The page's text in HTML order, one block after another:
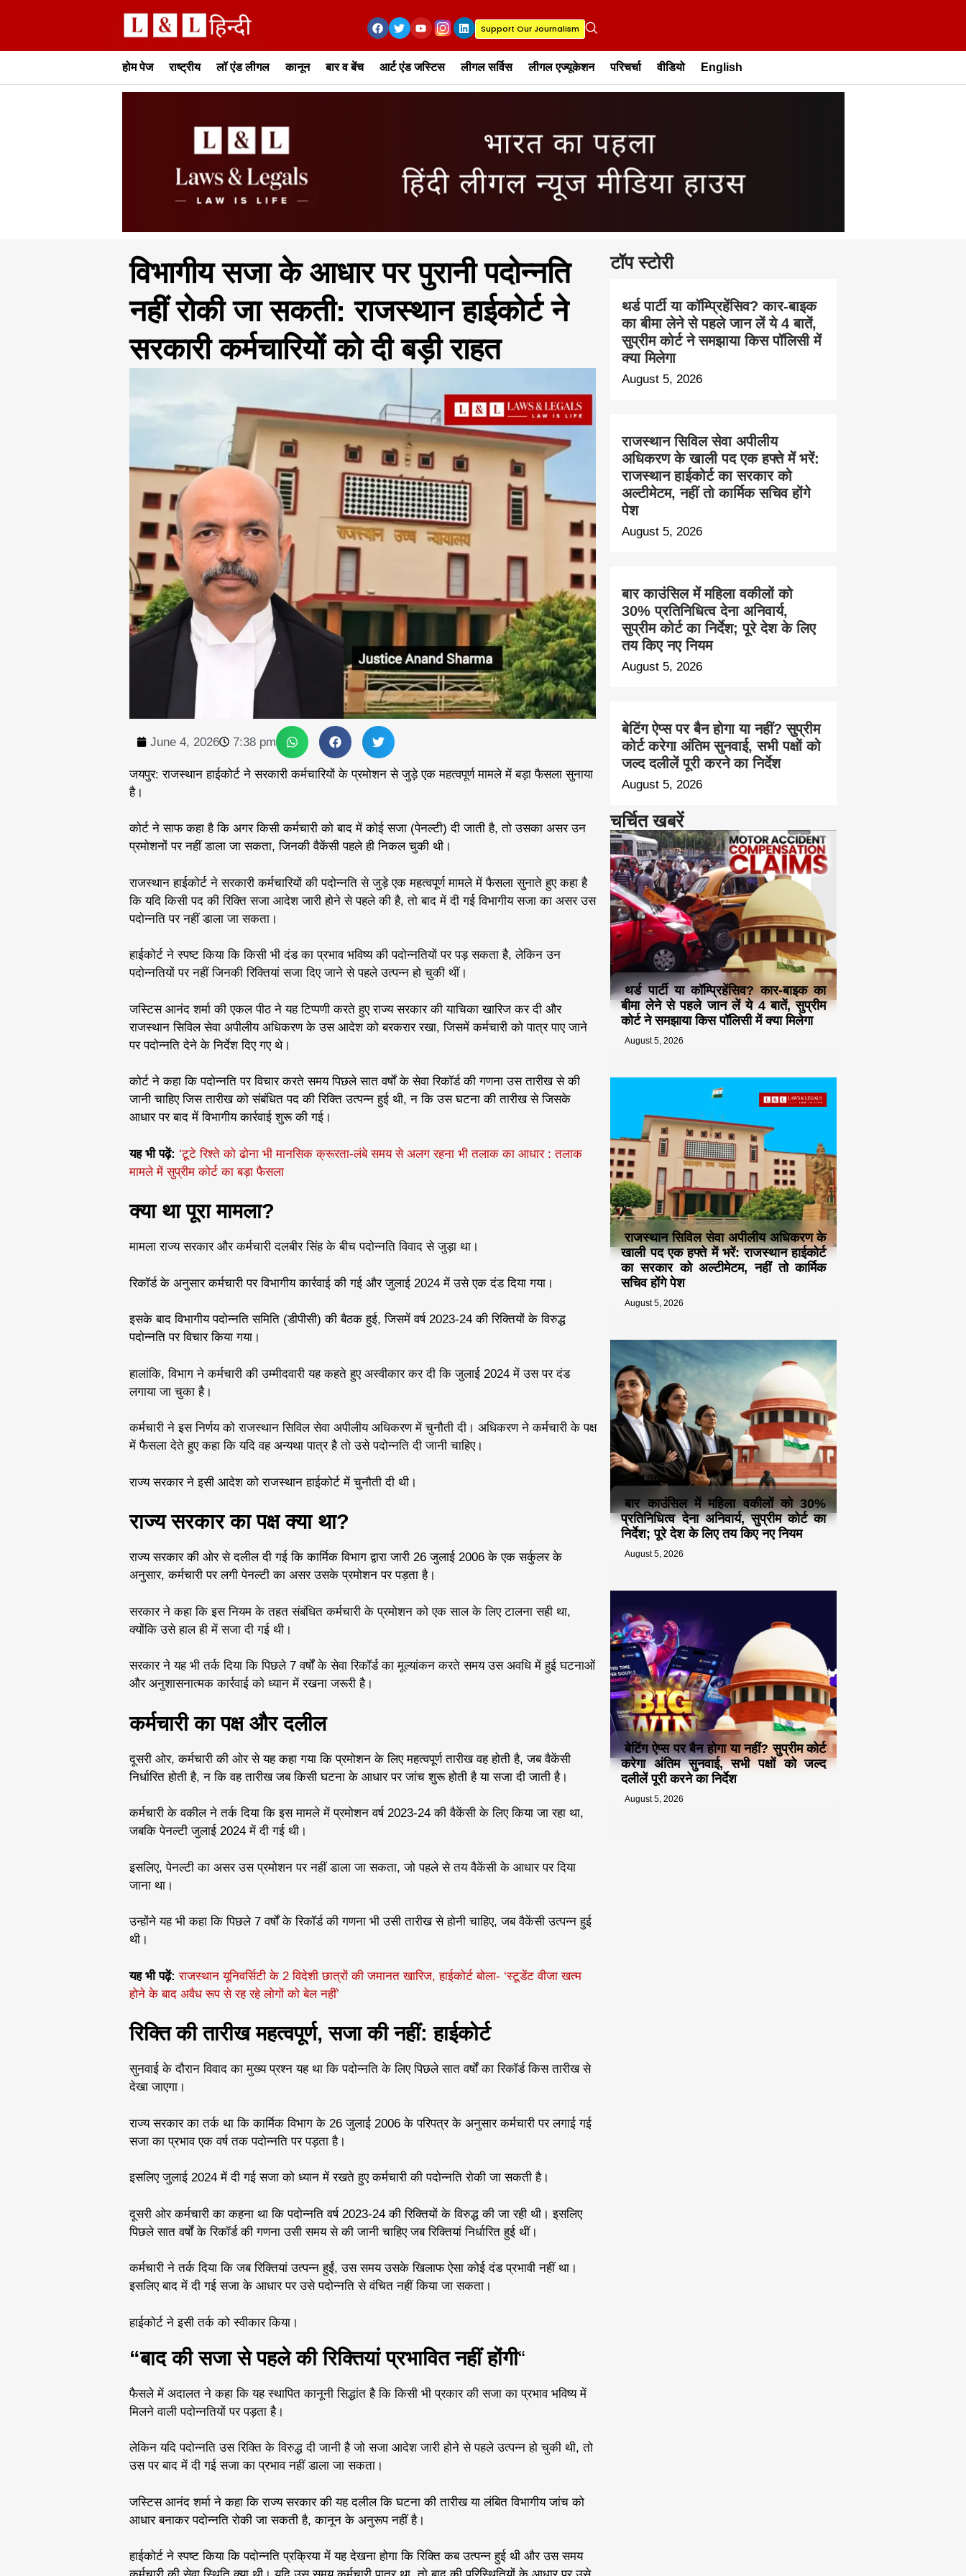
Support Our Journalism
होम पेज राष्ट्रीय लॉ एंड लीगल कानून बार व बेंच आर्ट एंड जस्टिस लीगल सर्विस लीगल एज्यूकेशन परिचर्चा वीडियो English
टॉप स्टोरी
थर्ड पार्टी या कॉम्प्रिहेंसिव? कार-बाइक
का बीमा लेने से पहले जान लें ये 4 बातें,
सुप्रीम कोर्ट ने समझाया किस पॉलिसी में
क्या मिलेगा
August 5, 2026
राजस्थान सिविल सेवा अपीलीय
अधिकरण के खाली पद एक हफ्ते में भरें:
राजस्थान हाईकोर्ट का सरकार को
अल्टीमेटम, नहीं तो कार्मिक सचिव होंगे
पेश
August 5, 2026
बार काउंसिल में महिला वकीलों को
30% प्रतिनिधित्व देना अनिवार्य,
सुप्रीम कोर्ट का निर्देश; पूरे देश के लिए
तय किए नए नियम
August 5, 2026
बेटिंग ऐप्स पर बैन होगा या नहीं? सुप्रीम
कोर्ट करेगा अंतिम सुनवाई, सभी पक्षों को
जल्द दलीलें पूरी करने का निर्देश
August 5, 2026
चर्चित खबरें
थर्ड पार्टी या कॉम्प्रिहेंसिव? कार-बाइक का
बीमा लेने से पहले जान लें ये 4 बातें, सुप्रीम
कोर्ट ने समझाया किस पॉलिसी में क्या मिलेगा
August 5, 2026
राजस्थान सिविल सेवा अपीलीय अधिकरण के
खाली पद एक हफ्ते में भरें: राजस्थान हाईकोर्ट
का सरकार को अल्टीमेटम, नहीं तो कार्मिक
सचिव होंगे पेश
August 5, 2026
बार काउंसिल में महिला वकीलों को 30%
प्रतिनिधित्व देना अनिवार्य, सुप्रीम कोर्ट का
निर्देश; पूरे देश के लिए तय किए नए नियम
August 5, 2026
बेटिंग ऐप्स पर बैन होगा या नहीं? सुप्रीम कोर्ट
करेगा अंतिम सुनवाई, सभी पक्षों को जल्द
दलीलें पूरी करने का निर्देश
August 5, 2026
विभागीय सजा के आधार पर पुरानी पदोन्नति
नहीं रोकी जा सकती: राजस्थान हाईकोर्ट ने
सरकारी कर्मचारियों को दी बड़ी राहत
June 4, 2026 7:38 pm
जयपुर: राजस्थान हाईकोर्ट ने सरकारी कर्मचारियों के प्रमोशन से जुड़े एक महत्वपूर्ण मामले में बड़ा फैसला सुनाया
है।
कोर्ट ने साफ कहा है कि अगर किसी कर्मचारी को बाद में कोई सजा (पेनल्टी) दी जाती है, तो उसका असर उन
प्रमोशनों पर नहीं डाला जा सकता, जिनकी वैकेंसी पहले ही निकल चुकी थी।
राजस्थान हाईकोर्ट ने सरकारी कर्मचारियों की पदोन्नति से जुड़े एक महत्वपूर्ण मामले में फैसला सुनाते हुए कहा है
कि यदि किसी पद की रिक्ति सजा आदेश जारी होने से पहले की है, तो बाद में दी गई विभागीय सजा का असर उस
पदोन्नति पर नहीं डाला जा सकता।
हाईकोर्ट ने स्पष्ट किया कि किसी भी दंड का प्रभाव भविष्य की पदोन्नतियों पर पड़ सकता है, लेकिन उन
पदोन्नतियों पर नहीं जिनकी रिक्तियां सजा दिए जाने से पहले उत्पन्न हो चुकी थीं।
जस्टिस आनंद शर्मा की एकल पीठ ने यह टिप्पणी करते हुए राज्य सरकार की याचिका खारिज कर दी और
राजस्थान सिविल सेवा अपीलीय अधिकरण के उस आदेश को बरकरार रखा, जिसमें कर्मचारी को पात्र पाए जाने
पर पदोन्नति देने के निर्देश दिए गए थे।
कोर्ट ने कहा कि पदोन्नति पर विचार करते समय पिछले सात वर्षों के सेवा रिकॉर्ड की गणना उस तारीख से की
जानी चाहिए जिस तारीख को संबंधित पद की रिक्ति उत्पन्न हुई थी, न कि उस घटना की तारीख से जिसके
आधार पर बाद में विभागीय कार्रवाई शुरू की गई।
यह भी पढ़ें: ‘टूटे रिश्ते को ढोना भी मानसिक क्रूरता-लंबे समय से अलग रहना भी तलाक का आधार : तलाक
मामले में सुप्रीम कोर्ट का बड़ा फैसला
क्या था पूरा मामला?
मामला राज्य सरकार और कर्मचारी दलबीर सिंह के बीच पदोन्नति विवाद से जुड़ा था।
रिकॉर्ड के अनुसार कर्मचारी पर विभागीय कार्रवाई की गई और जुलाई 2024 में उसे एक दंड दिया गया।
इसके बाद विभागीय पदोन्नति समिति (डीपीसी) की बैठक हुई, जिसमें वर्ष 2023-24 की रिक्तियों के विरुद्ध
पदोन्नति पर विचार किया गया।
हालांकि, विभाग ने कर्मचारी की उम्मीदवारी यह कहते हुए अस्वीकार कर दी कि जुलाई 2024 में उस पर दंड
लगाया जा चुका है।
कर्मचारी ने इस निर्णय को राजस्थान सिविल सेवा अपीलीय अधिकरण में चुनौती दी। अधिकरण ने कर्मचारी के पक्ष
में फैसला देते हुए कहा कि यदि वह अन्यथा पात्र है तो उसे पदोन्नति दी जानी चाहिए।
राज्य सरकार ने इसी आदेश को राजस्थान हाईकोर्ट में चुनौती दी थी।
राज्य सरकार का पक्ष क्या था?
राज्य सरकार की ओर से दलील दी गई कि कार्मिक विभाग द्वारा जारी 26 जुलाई 2006 के एक सर्कुलर के
अनुसार, कर्मचारी पर लगी पेनल्टी का असर उसके प्रमोशन पर पड़ता है।
सरकार ने कहा कि इस नियम के तहत संबंधित कर्मचारी के प्रमोशन को एक साल के लिए टालना सही था,
क्योंकि उसे हाल ही में सजा दी गई थी।
सरकार ने यह भी तर्क दिया कि पिछले 7 वर्षों के सेवा रिकॉर्ड का मूल्यांकन करते समय उस अवधि में हुई घटनाओं
और अनुशासनात्मक कार्रवाई को ध्यान में रखना जरूरी है।
कर्मचारी का पक्ष और दलील
दूसरी ओर, कर्मचारी की ओर से यह कहा गया कि प्रमोशन के लिए महत्वपूर्ण तारीख वह होती है, जब वैकेंसी
निर्धारित होती है, न कि वह तारीख जब किसी घटना के आधार पर जांच शुरू होती है या सजा दी जाती है।
कर्मचारी के वकील ने तर्क दिया कि इस मामले में प्रमोशन वर्ष 2023-24 की वैकेंसी के लिए किया जा रहा था,
जबकि पेनल्टी जुलाई 2024 में दी गई थी।
इसलिए, पेनल्टी का असर उस प्रमोशन पर नहीं डाला जा सकता, जो पहले से तय वैकेंसी के आधार पर दिया
जाना था।
उन्होंने यह भी कहा कि पिछले 7 वर्षों के रिकॉर्ड की गणना भी उसी तारीख से होनी चाहिए, जब वैकेंसी उत्पन्न हुई
थी।
यह भी पढ़ें: राजस्थान यूनिवर्सिटी के 2 विदेशी छात्रों की जमानत खारिज, हाईकोर्ट बोला- ‘स्टूडेंट वीजा खत्म
होने के बाद अवैध रूप से रह रहे लोगों को बेल नहीं’
रिक्ति की तारीख महत्वपूर्ण, सजा की नहीं: हाईकोर्ट
सुनवाई के दौरान विवाद का मुख्य प्रश्न यह था कि पदोन्नति के लिए पिछले सात वर्षों का रिकॉर्ड किस तारीख से
देखा जाएगा।
राज्य सरकार का तर्क था कि कार्मिक विभाग के 26 जुलाई 2006 के परिपत्र के अनुसार कर्मचारी पर लगाई गई
सजा का प्रभाव एक वर्ष तक पदोन्नति पर पड़ता है।
इसलिए जुलाई 2024 में दी गई सजा को ध्यान में रखते हुए कर्मचारी की पदोन्नति रोकी जा सकती है।
दूसरी ओर कर्मचारी का कहना था कि पदोन्नति वर्ष 2023-24 की रिक्तियों के विरुद्ध की जा रही थी। इसलिए
पिछले सात वर्षों के रिकॉर्ड की गणना उसी समय से की जानी चाहिए जब रिक्तियां निर्धारित हुई थीं।
कर्मचारी ने तर्क दिया कि जब रिक्तियां उत्पन्न हुईं, उस समय उसके खिलाफ ऐसा कोई दंड प्रभावी नहीं था।
इसलिए बाद में दी गई सजा के आधार पर उसे पदोन्नति से वंचित नहीं किया जा सकता।
हाईकोर्ट ने इसी तर्क को स्वीकार किया।
“बाद की सजा से पहले की रिक्तियां प्रभावित नहीं होंगी“
फैसले में अदालत ने कहा कि यह स्थापित कानूनी सिद्धांत है कि किसी भी प्रकार की सजा का प्रभाव भविष्य में
मिलने वाली पदोन्नतियों पर पड़ता है।
लेकिन यदि पदोन्नति उस रिक्ति के विरुद्ध दी जानी है जो सजा आदेश जारी होने से पहले उत्पन्न हो चुकी थी, तो
उस पर बाद में दी गई सजा का प्रभाव नहीं डाला जा सकता।
जस्टिस आनंद शर्मा ने कहा कि राज्य सरकार की यह दलील कि घटना की तारीख या लंबित विभागीय जांच को
आधार बनाकर पदोन्नति रोकी जा सकती है, कानून के अनुरूप नहीं है।
हाईकोर्ट ने स्पष्ट किया कि पदोन्नति प्रक्रिया में यह देखना होगा कि रिक्ति कब उत्पन्न हुई थी और उस समय